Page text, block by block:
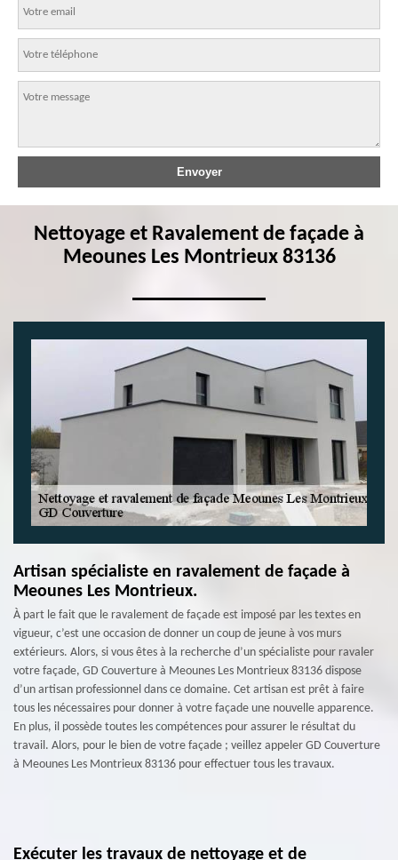
Nettoyage et Ravalement de façade à
Meounes Les Montrieux 83136
Artisan spécialiste en ravalement de façade à
Meounes Les Montrieux.
À part le fait que le ravalement de façade est imposé par les textes en
vigueur, c’est une occasion de donner un coup de jeune à vos murs
extérieurs. Alors, si vous êtes à la recherche d’un spécialiste pour ravaler
votre façade, GD Couverture à Meounes Les Montrieux 83136 dispose
d’un artisan professionnel dans ce domaine. Cet artisan est prêt à faire
tous les nécessaires pour donner à votre façade une nouvelle apparence.
En plus, il possède toutes les compétences pour assurer le résultat du
travail. Alors, pour le bien de votre façade ; veillez appeler GD Couverture
à Meounes Les Montrieux 83136 pour effectuer tous les travaux.
Exécuter les travaux de nettoyage et de